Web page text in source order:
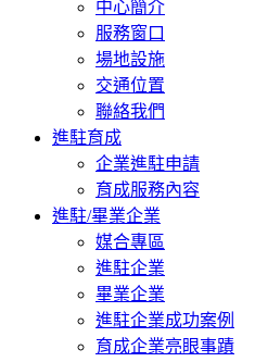
中心簡介
服務窗口
場地設施
交通位置
聯絡我們
進駐育成
企業進駐申請
育成服務內容
進駐/畢業企業
媒合專區
進駐企業
畢業企業
進駐企業成功案例
育成企業亮眼事蹟